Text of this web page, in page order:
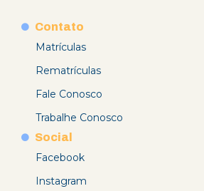
Contato
Matrículas
Rematrículas
Fale Conosco
Trabalhe Conosco
Social
Facebook
Instagram